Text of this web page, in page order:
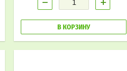
В КОРЗИНУ